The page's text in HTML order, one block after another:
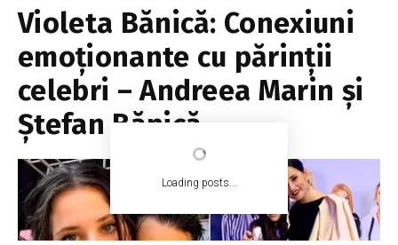
Loading posts...
Violeta Bănică: Conexiuni
emoționante cu părinții
celebri – Andreea Marin și
Ștefan Bănică